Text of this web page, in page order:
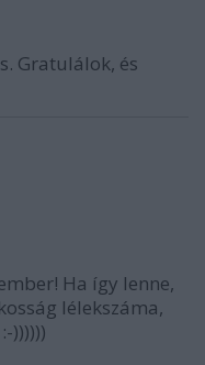
Gratulálok, és
Ha így lenne,
lélekszáma,
))))))